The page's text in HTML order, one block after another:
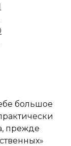
большое
прежде